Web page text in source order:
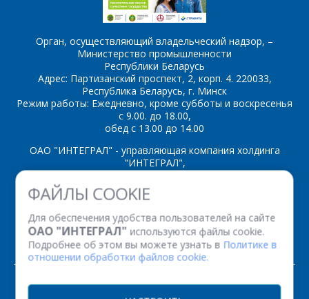
ФАЙЛЫ COOKIE
Для обеспечения удобства пользователей на сайте
ОАО "ИНТЕГРАЛ" используются файлы cookie.
Подробнее об этом вы можете узнать в Политике в
отношении обработки файлов cookie.
Орган, осуществляющий владельческий надзор, –
Министерство промышленности
Республики Беларусь
Адрес: Партизанский проспект, 2, корп. 4. 220033,
Республика Беларусь, г. Минск
Режим работы: Ежедневно, кроме субботы и воскресенья
с 9.00. до 18.00,
обед с 13.00 до 14.00
ОАО "ИНТЕГРАЛ" - управляющая компания холдинга
"ИНТЕГРАЛ",
ул. Казинца И.П., д.121А, комната 327, г. Минск, 220108,
Республика Беларусь
Факс: (+375 17) 338 12 94 УНП 100386629
Рег. номер 100386629 от 01.08.2013 г.
© 2026. Все права защищены.